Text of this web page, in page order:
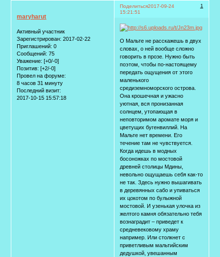
Поделиться 1
2017-09-24
15:21:51
maryharut
Активный участник
Зарегистрирован: 2017-02-22
Приглашений: 0
Сообщений: 75
Уважение: [+0/-0]
Позитив: [+2/-0]
Провел на форуме:
8 часов 31 минуту
Последний визит:
2017-10-15 15:57:18
О Мальте не расскажешь в двух
словах, о ней вообще сложно
говорить в прозе. Нужно быть
поэтом, чтобы по-настоящему
передать ощущения от этого
маленького
средиземноморского острова.
Она крошечная и ужасно
уютная, вся пронизанная
солнцем, утопающая в
неповторимом аромате моря и
цветущих бугенвиллий. На
Мальте нет времени. Его
течение там не чувствуется.
Когда идешь в модных
босоножках по мостовой
древней столицы Мдины,
невольно ощущаешь себя как-то
не так. Здесь нужно вышагивать
в деревянных сабо и упиваться
их цокотом по булыжной
мостовой. И узенькая улочка из
желтого камня обязательно тебя
вознаградит – приведет к
средневековому храму
например. Или столкнет с
приветливым мальтийским
дедушкой, увешанным